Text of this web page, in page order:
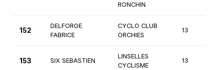
RONCHIN
152
DELFORGE
FABRICE
CYCLO CLUB
ORCHIES
13
153 SIX SEBASTIEN
LINSELLES
CYCLISME
13